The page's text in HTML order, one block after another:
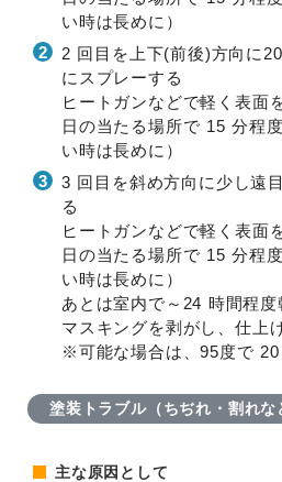
い時は長めに）
2 回目を上下(前後)方向に
にスプレーする
ヒートガンなどで軽く表面
日の当たる場所で 15 分程
い時は長めに）
3 回目を斜め方向に少し遠
る
ヒートガンなどで軽く表面
日の当たる場所で 15 分程
い時は長めに）
あとは室内で～24 時間程度
マスキングを剥がし、仕上
※可能な場合は、95度で 20
塗装トラブル（ちぢれ・割れな
主な原因として